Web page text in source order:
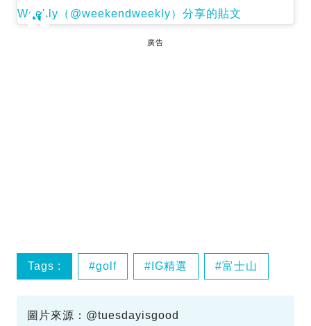
Weekly（@weekendweekly）分享的貼文
廣告
Tags : golf IG精選 富士山
圖片來源：@tuesdayisgood